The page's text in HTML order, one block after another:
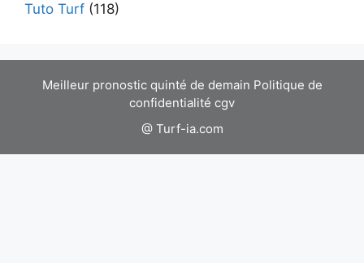
Tuto Turf (118)
Meilleur pronostic quinté de demain Politique de
confidentialité cgv
@ Turf-ia.com